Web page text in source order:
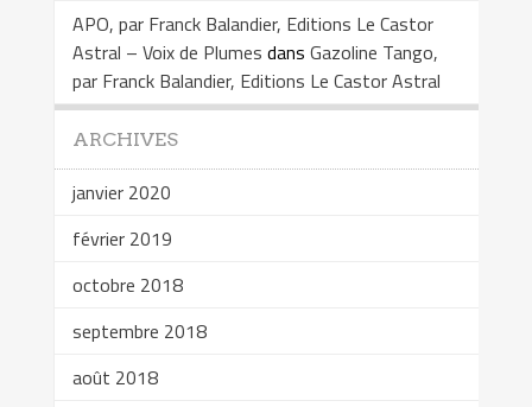
APO, par Franck Balandier, Editions Le Castor
Astral – Voix de Plumes dans Gazoline Tango,
par Franck Balandier, Editions Le Castor Astral
ARCHIVES
janvier 2020
février 2019
octobre 2018
septembre 2018
août 2018